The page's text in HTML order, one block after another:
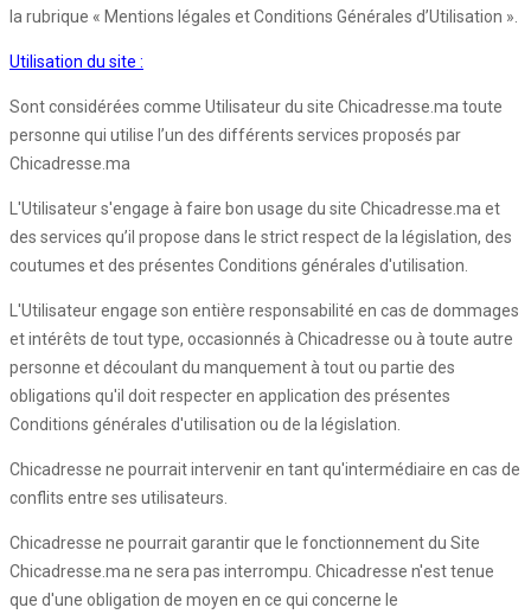
la rubrique « Mentions légales et Conditions Générales d’Utilisation ».
Utilisation du site :
Sont considérées comme Utilisateur du site Chicadresse.ma toute
personne qui utilise l’un des différents services proposés par
Chicadresse.ma
L'Utilisateur s'engage à faire bon usage du site Chicadresse.ma et
des services qu’il propose dans le strict respect de la législation, des
coutumes et des présentes Conditions générales d'utilisation.
L'Utilisateur engage son entière responsabilité en cas de dommages
et intérêts de tout type, occasionnés à Chicadresse ou à toute autre
personne et découlant du manquement à tout ou partie des
obligations qu'il doit respecter en application des présentes
Conditions générales d'utilisation ou de la législation.
Chicadresse ne pourrait intervenir en tant qu'intermédiaire en cas de
conflits entre ses utilisateurs.
Chicadresse ne pourrait garantir que le fonctionnement du Site
Chicadresse.ma ne sera pas interrompu. Chicadresse n'est tenue
que d'une obligation de moyen en ce qui concerne le